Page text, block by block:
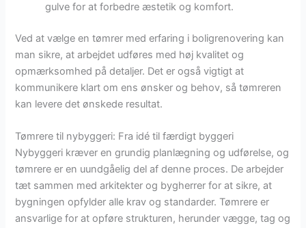
gulve for at forbedre æstetik og komfort.
Ved at vælge en tømrer med erfaring i boligrenovering kan
man sikre, at arbejdet udføres med høj kvalitet og
opmærksomhed på detaljer. Det er også vigtigt at
kommunikere klart om ens ønsker og behov, så tømreren
kan levere det ønskede resultat.
Tømrere til nybyggeri: Fra idé til færdigt byggeri
Nybyggeri kræver en grundig planlægning og udførelse, og
tømrere er en uundgåelig del af denne proces. De arbejder
tæt sammen med arkitekter og bygherrer for at sikre, at
bygningen opfylder alle krav og standarder. Tømrere er
ansvarlige for at opføre strukturen, herunder vægge, tag og